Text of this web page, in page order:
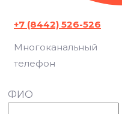
+7 (8442) 526-526
Многоканальный
телефон
ФИО